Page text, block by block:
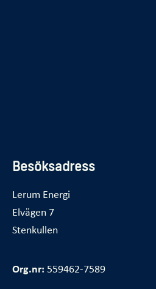
Besöksadress
Lerum Energi
Elvägen 7
Stenkullen
Org.nr: 559462-7589